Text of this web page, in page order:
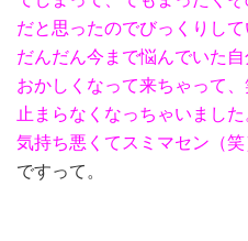
だと思ったのでびっくりして
だんだん今まで悩んでいた
おかしくなって来ちゃって
止まらなくなっちゃいました
気持ち悪くてスミマセン（笑
ですって 。